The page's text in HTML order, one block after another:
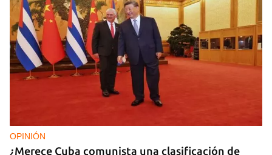
OPINIÓN
¿Merece Cuba comunista una clasificación de